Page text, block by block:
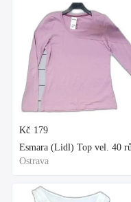
Kč 179
Esmara (Lidl) Top vel. 40
Ostrava